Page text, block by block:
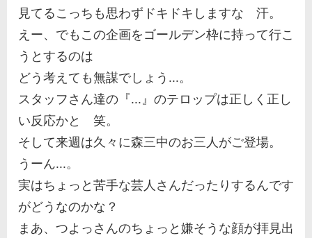
見てるこっちも思わずドキドキしますな 汗。
えー、でもこの企画をゴールデン枠に持って行こ
うとするのは
どう考えても無謀でしょう...。
スタッフさん達の『...』のテロップは正しく正し
い反応かと 笑。
そして来週は久々に森三中のお三人がご登場。
うーん...。
実はちょっと苦手な芸人さんだったりするんです
がどうなのかな？
まあ、つよっさんのちょっと嫌そうな顔が拝見出